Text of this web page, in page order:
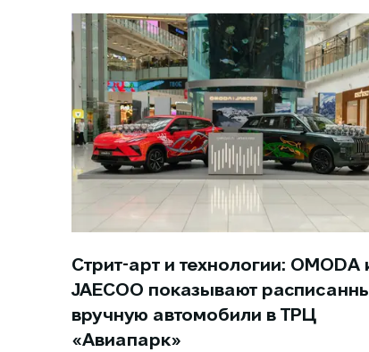
Стрит-арт и технологии: OMODA
JAECOO показывают
вручную автомобили в ТРЦ
«Авиапарк»